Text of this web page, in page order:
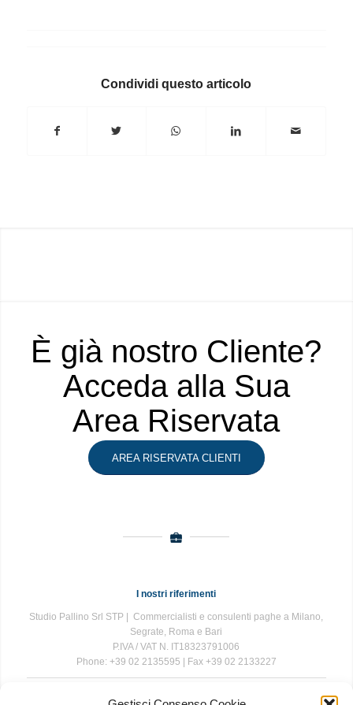
Condividi questo articolo
È già nostro Cliente?
Acceda alla Sua
Area Riservata
AREA RISERVATA CLIENTI
I nostri riferimenti
Studio Pallino Srl STP | Commercialisti e consulenti paghe a Milano,
Segrate, Roma e Bari
P.IVA / VAT N. IT18323791006
Phone: +39 02 2135595 | Fax +39 02 2133227